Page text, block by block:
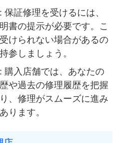
: 保証修理を受けるには、
書の提示が必要です。こ
けられない場合があるの
参しましょう。
: 購入店舗では、あなたの
や過去の修理履歴を把握
、修理がスムーズに進み
ります。